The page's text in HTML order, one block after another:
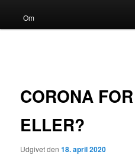
Om
CORONA
ELLER?
Udgivet den18. april 2020